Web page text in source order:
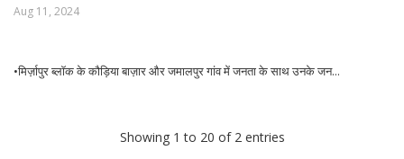
Aug 11, 2024
•मिर्ज़ापुर ब्लॉक के कौड़िया बाज़ार और जमालपुर गांव में जनता के साथ उनके जन...
Showing 1 to 20 of 2 entries